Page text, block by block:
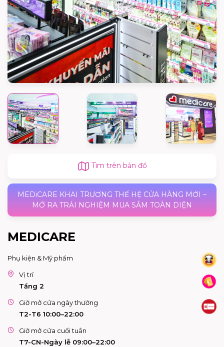
Tìm trên bản đồ
MEDiCARE KHAI TRƯƠNG THẾ HỆ CỬA HÀNG MỚI –
MỞ RA TRẢI NGHIỆM MUA SẮM TOÀN DIỆN
MEDICARE
Phụ kiện & Mỹ phẩm
Vị trí
Tầng 2
Giờ mở cửa ngày thường
T2-T6 10:00–22:00
Giờ mở cửa cuối tuần
T7-CN-Ngày lễ 09:00–22:00